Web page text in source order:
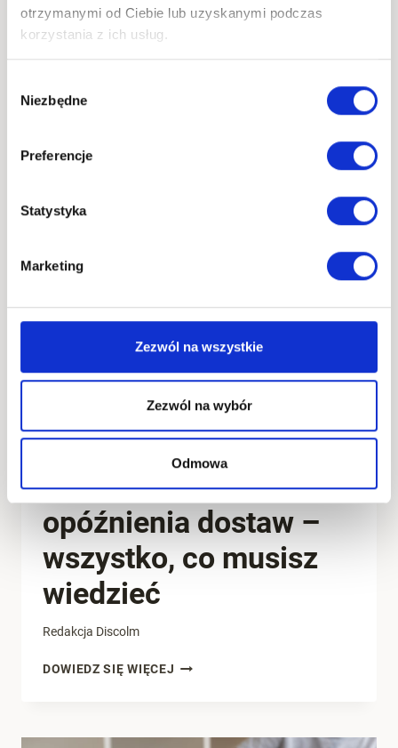
otrzymanymi od Ciebie lub uzyskanymi podczas
korzystania z ich usług.
zgody
Niezbędne
Preferencje
Statystyka
Marketing
Zezwól na wszystkie
Zezwól na wybór
Odmowa
Chin – czy nadal się
DOWIEDZ SIĘ WIĘCEJ
Święta w Chinach, a
opóźnienia dostaw –
wszystko, co musisz
wiedzieć
Redakcja Discolm
DOWIEDZ SIĘ WIĘCEJ ŚWIĘTA
OPÓŹNIENIA